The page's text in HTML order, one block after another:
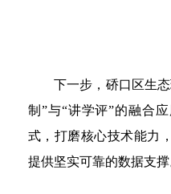
下一步，硚口区生
制”与“讲学评”的融合
式，打磨核心技术能力
提供坚实可靠的数据支撑